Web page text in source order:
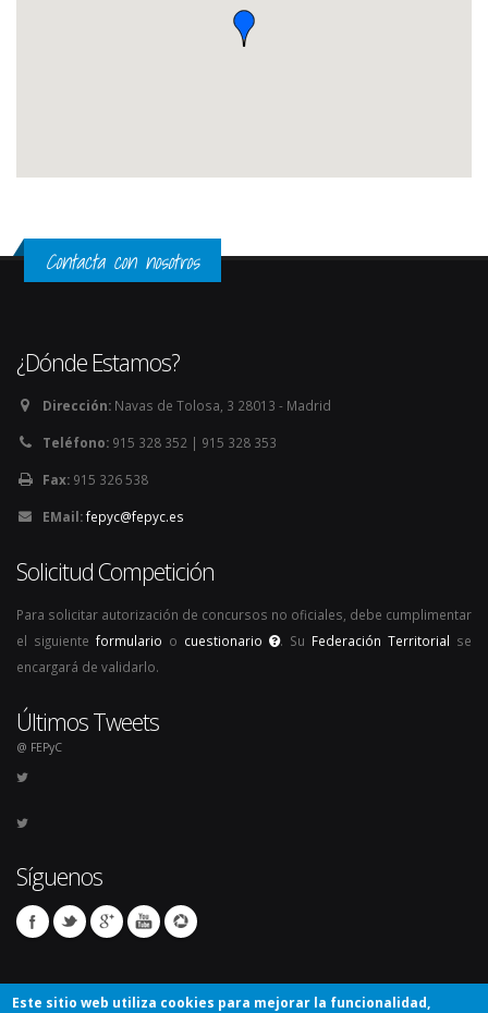
Contacta con nosotros
¿Dónde Estamos?
Dirección: Navas de Tolosa, 3 28013 - Madrid
Teléfono: 915 328 352 | 915 328 353
Fax: 915 326 538
EMail:fepyc@fepyc.es
Solicitud Competición
Para solicitar autorización de concursos no oficiales, debe cumplimentar
el siguiente formulario o cuestionario . Su Federación Territorial se
encargará de validarlo.
Últimos Tweets
@ FEPyC
Síguenos
Este sitio web utiliza cookies para mejorar la funcionalidad,